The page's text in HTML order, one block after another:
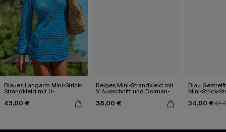
Blaues Langarm Mini-Strick-
Strandkleid mit U-
43,00 €
Beiges Mini-Strandkleid mit
V-Ausschnitt und Dolman-
38,00 €
Blau
Mini-Strick-
34,00 €